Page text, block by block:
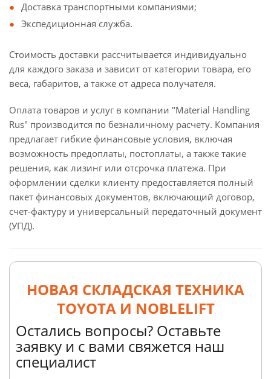
Доставка транспортными компаниями;
Экспедиционная служба.
Стоимость доставки рассчитывается индивидуально
для каждого заказа и зависит от категории товара, его
веса, габаритов, а также от адреса получателя.
Оплата товаров и услуг в компании "Material Handling
Rus" производится по безналичному расчету. Компания
предлагает гибкие финансовые условия, включая
возможность предоплаты, постоплаты, а также такие
решения, как лизинг или отсрочка платежа. При
оформлении сделки клиенту предоставляется полный
пакет финансовых документов, включающий договор,
счет-фактуру и универсальный передаточный документ
(УПД).
НОВАЯ СКЛАДСКАЯ ТЕХНИКА
TOYOTA И NOBLELIFT
Остались вопросы? Оставьте
заявку и с вами свяжется наш
специалист